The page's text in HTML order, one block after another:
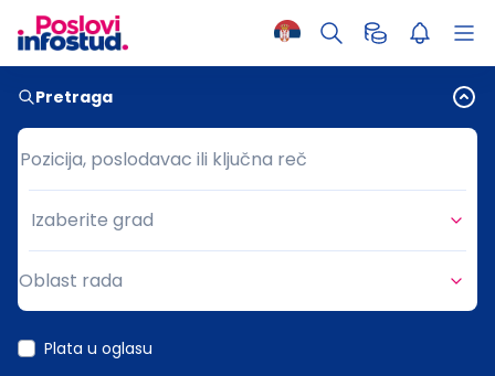
Pretraga
Pozicija, poslodavac ili ključna reč
Pozicija, poslodavac ili ključna reč
Grad
Izaberite grad
Oblast rada
Plata u oglasu